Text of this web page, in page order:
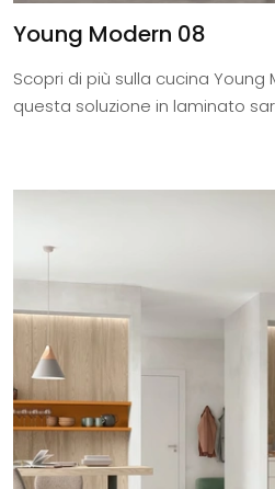
Young Modern 08
Scopri di più sulla cucina Young
questa soluzione in laminato